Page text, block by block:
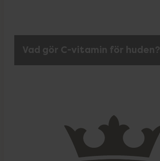
Vad gör C-vitamin för huden?